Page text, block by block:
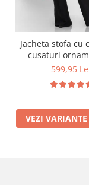
Jacheta stofa cu
cusaturi
599,95
VEZI VARIANTE